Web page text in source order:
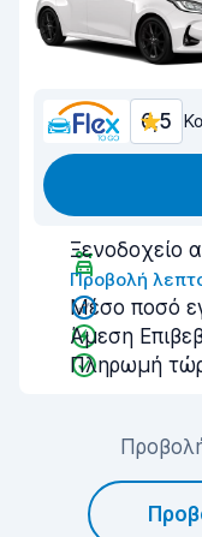
6,5
Ξενοδοχείο
Προβολή
Μέσο ποσό
Άμεση
Πληρωμή